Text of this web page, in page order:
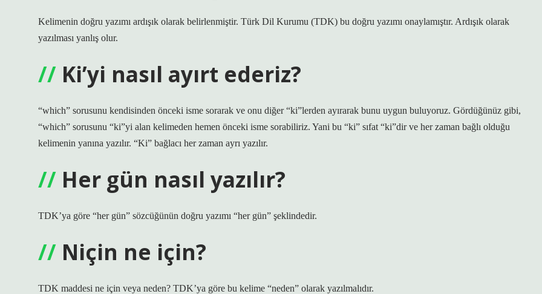
Kelimenin doğru yazımı ardışık olarak belirlenmiştir. Türk Dil Kurumu (TDK) bu doğru yazımı onaylamıştır. Ardışık olarak
yazılması yanlış olur.
Ki’yi nasıl ayırt ederiz?
“which” sorusunu kendisinden önceki isme sorarak ve onu diğer “ki”lerden ayırarak bunu uygun buluyoruz. Gördüğünüz gibi,
“which” sorusunu “ki”yi alan kelimeden hemen önceki isme sorabiliriz. Yani bu “ki” sıfat “ki”dir ve her zaman bağlı olduğu
kelimenin yanına yazılır. “Ki” bağlacı her zaman ayrı yazılır.
Her gün nasıl yazılır?
TDK’ya göre “her gün” sözcüğünün doğru yazımı “her gün” şeklindedir.
Niçin ne için?
TDK maddesi ne için veya neden? TDK’ya göre bu kelime “neden” olarak yazılmalıdır.